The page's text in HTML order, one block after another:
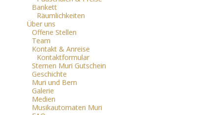
Bankett
Räumlichkeiten
Über uns
Offene Stellen
Team
Kontakt & Anreise
Kontaktformular
Sternen Muri Gutschein
Geschichte
Muri und Bern
Galerie
Medien
Musikautomaten Muri